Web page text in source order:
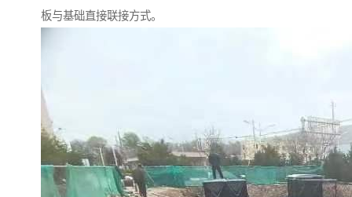
板与基础直接联接方式。